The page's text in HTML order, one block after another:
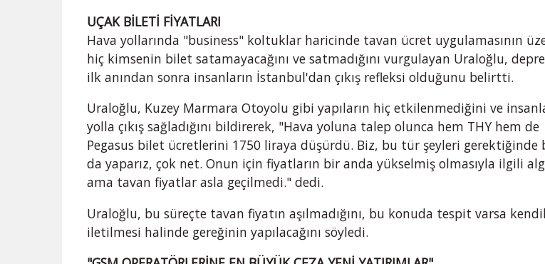
UÇAK BİLETİ FİYATLARI
Hava yollarında "business" koltuklar haricinde tavan ücret uygulamasının
hiç kimsenin bilet satamayacağını ve satmadığını vurgulayan Uraloğlu,
ilk anından sonra insanların İstanbul'dan çıkış refleksi olduğunu belirtti.
Uraloğlu, Kuzey Marmara Otoyolu gibi yapıların hiç etkilenmediğini ve
yolla çıkış sağladığını bildirerek, "Hava yoluna talep olunca hem THY hem de
Pegasus bilet ücretlerini 1750 liraya düşürdü. Biz, bu tür şeyleri gerektiğinde
da yaparız, çok net. Onun için fiyatların bir anda yükselmiş olmasıyla ilgili
ama tavan fiyatlar asla geçilmedi." dedi.
Uraloğlu, bu süreçte tavan fiyatın aşılmadığını, bu konuda tespit varsa
iletilmesi halinde gereğinin yapılacağını söyledi.